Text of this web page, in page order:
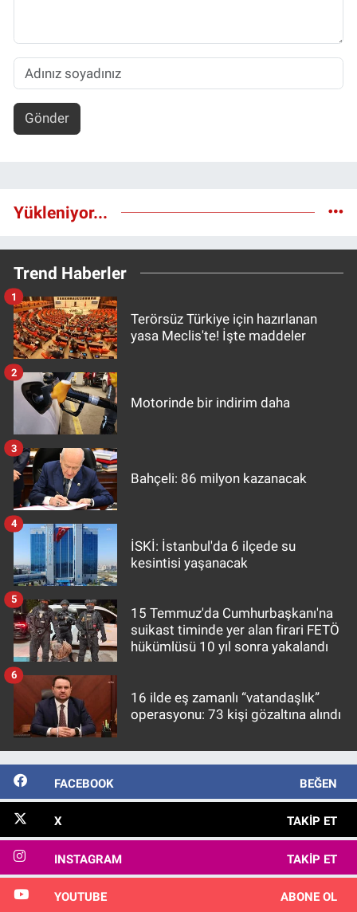
Gönder
Yükleniyor...
Trend Haberler
Terörsüz Türkiye için hazırlanan
yasa Meclis'te! İşte maddeler
1
Motorinde bir indirim daha
2
Bahçeli: 86 milyon kazanacak
3
İSKİ: İstanbul'da 6 ilçede su
kesintisi yaşanacak
4
15 Temmuz'da Cumhurbaşkanı'na
suikast timinde yer alan firari FETÖ
hükümlüsü 10 yıl sonra yakalandı
5
16 ilde eş zamanlı “vatandaşlık”
operasyonu: 73 kişi gözaltına alındı
6
FACEBOOK BEĞEN
X TAKIP ET
INSTAGRAM TAKIP ET
YOUTUBE ABONE OL